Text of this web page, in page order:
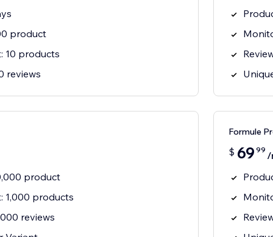
product
10 products
reviews
product
1,000 products
reviews
Formule
$ 69 99 /